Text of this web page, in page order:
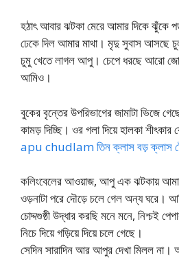
হঠাৎ আবার ঝটকা মেরে আমার দিকে
ঢেকে দিল আমার মাথা। মৃদু সুবাস আসছে
চুমু খেতে লাগল আপু। চেপে ধরছে আরো
আমিও।
বুকের বৃন্তের উপরিভাগের জামাটা ভিজে
কামড় দিচ্ছি। ওর গলা দিয়ে হালকা
apu chudlam তিন ক্লাস বড় ক্লাস
কলিংবেলের আওয়াজ, আপু এক ঝটকায়
ওড়নাটা পরে দৌড়ে চলে গেল অন্য ঘরে।
চোদ্দগুষ্ঠী উদ্ধার করছি মনে মনে, নিশ্চই
নিচে দিয়ে গড়িয়ে দিয়ে চলে গেছে।
সেদিন সারাদিন আর আপুর দেখা মিলল না।